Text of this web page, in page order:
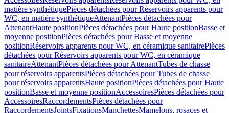
matière synthétiquePièces détachées pour Réservoirs apparents pour
WC, en matière synthétiqueAttenantPièces détachées pour
AttenantHaute positionPièces détachées pour Haute positionBasse et
moyenne positionPièces détachées pour Basse et moyenne
positionRéservoirs apparents pour WC, en céramique sanitairePièces
détachées pour Réservoirs apparents pour WC, en céramique
sanitaireAttenantPièces détachées pour AttenantTubes de chasse
pour réservoirs apparentsPièces détachées pour Tubes de chasse
pour réservoirs apparentsHaute positionPièces détachées pour Haute
positionBasse et moyenne positionAccessoiresPièces détachées pour
AccessoiresRaccordementsPièces détachées pour
RaccordementsJointsFixationsManchettesMamelons, rosaces et